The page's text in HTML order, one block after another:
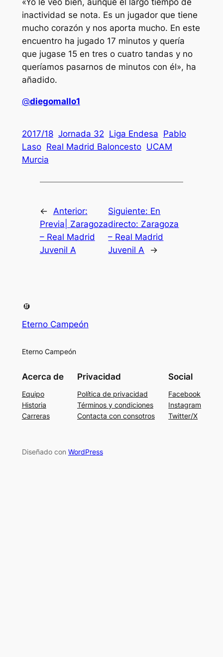
inactividad se nota. Es un jugador que tiene
mucho corazón y nos aporta mucho. En este
encuentro ha jugado 17 minutos y quería
que jugase 15 en tres o cuatro tandas y no
queríamos pasarnos de minutos con él», ha
añadido.
@diegomallo1
2017/18 Jornada 32 Liga Endesa Pablo
Laso Real Madrid Baloncesto UCAM
Murcia
← Anterior:
Previa| Zaragoza
– Real Madrid
Juvenil A
Siguiente: En
directo: Zaragoza
– Real Madrid
Juvenil A
→
Eterno Campeón
Eterno Campeón
Acerca de
Equipo
Historia
Carreras
Privacidad
Política de privacidad
Términos y condiciones
Contacta con consotros
Social
Facebook
Instagram
Twitter/X
Diseñado con WordPress